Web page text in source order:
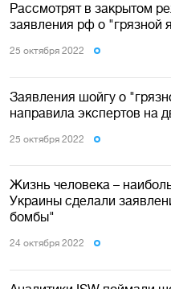
Рассмотрят в закрытом
заявления рф о "грязной
25 октября 2022
Заявления шойгу о
направила экспертов на
25 октября 2022
Жизнь человека –
Украины сделали
бомбы"
24 октября 2022